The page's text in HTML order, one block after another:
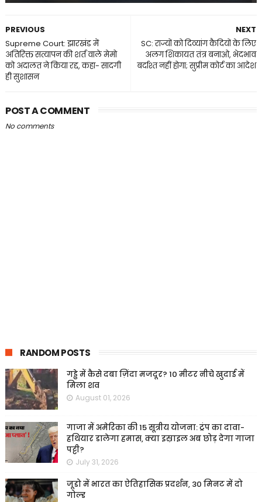
NEXT
SC: राज्यों को दिव्यांग कैदियों के लिए
अलग शिकायत तंत्र बनाओ, भेदभाव
बर्दाश्त नहीं होगा; सुप्रीम कोर्ट का आदेश
PREVIOUS
Supreme Court: झारखंड में
अतिरिक्त सत्यापन की शर्त वाले मेमो
को अदालत ने किया रद्द, कहा- सादगी
ही सुशासन
POST A COMMENT
No comments
RANDOM POSTS
गड्ढे में कैसे दबा ज़िंदा मजदूर? 10 मीटर नीचे खुदाई में
मिला शव
August 01, 2026
गाजा में अमेरिका की 15 सूत्रीय योजना: ट्रंप का दावा-
हथियार डालेगा हमास, क्या इस्राइल अब छोड़ देगा गाजा
पट्टी?
July 31, 2026
जूडो में भारत का ऐतिहासिक प्रदर्शन, 30 मिनट में दो
गोल्ड